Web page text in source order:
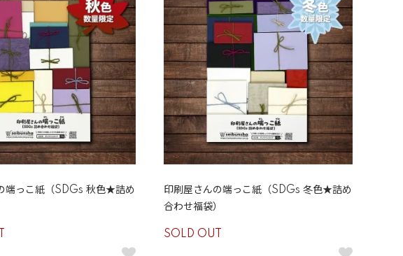
端っこ紙（SDGs 秋色★詰め
印刷屋さんの端っこ紙（SDGs 冬色★詰め
合わせ福袋）
SOLD OUT